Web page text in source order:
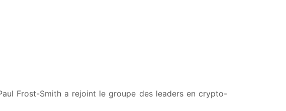
Frost-Smith a rejoint le groupe des leaders en crypto-